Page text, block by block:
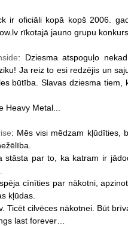
ir oficiāli kopā kopš 2006.
rīkotajā jauno grupu
: Dziesma atspoguļo
Ja reiz to esi redzējis un
būtība. Slavas dziesma
Heavy Metal...
: Mēs visi mēdzam kļūdīties,
stāsta par to, ka katram ir
cīnīties par nākotni,
kļūdas.
Ticēt cilvēces nākotnei. Būt
last forever…